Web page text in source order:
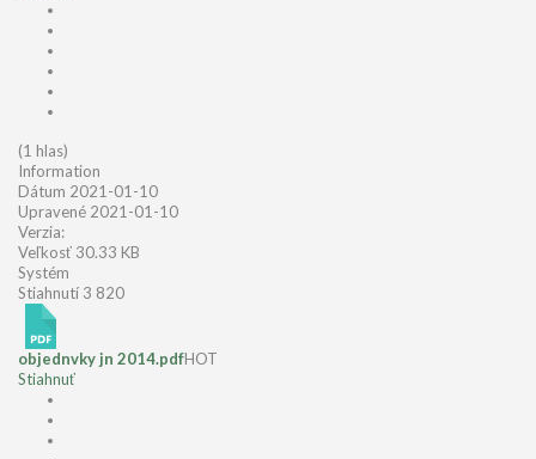
(1 hlas)
Information
Dátum 2021-01-10
Upravené 2021-01-10
Verzia:
Veľkosť 30.33 KB
Systém
Stiahnutí 3 820
objednvky jn 2014.pdfHOT
Stiahnuť